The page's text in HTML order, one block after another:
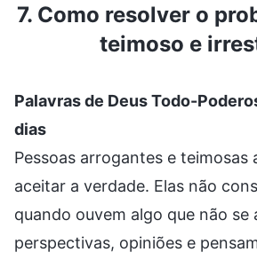
7. Como resolver o
teimoso e
Palavras de Deus Todo-
dias
Pessoas arrogantes e teimosas
aceitar a verdade. Elas não
quando ouvem algo que não se
perspectivas, opiniões e